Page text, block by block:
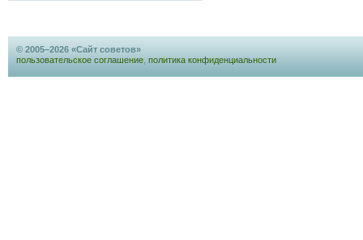
© 2005–2026 «Сайт советов»
пользовательское соглашение политика конфиденциальности